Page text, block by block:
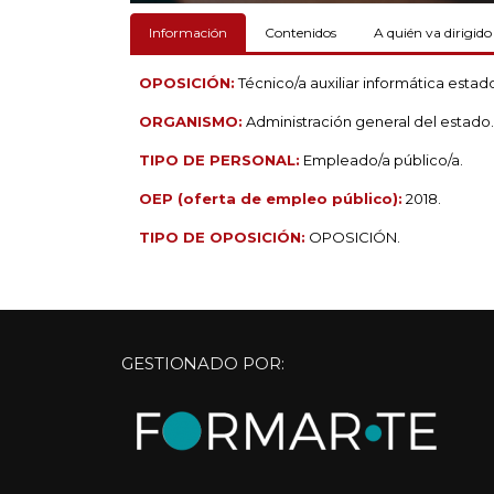
Información Contenidos A quién va dirigido
OPOSICIÓN:Técnico/a auxiliar informática
ORGANISMO: Administración general del estado.
TIPO DE PERSONAL: Empleado/a público/a.
OEP (oferta de empleo público): 2018.
TIPO DE OPOSICIÓN: OPOSICIÓN.
GESTIONADO POR: